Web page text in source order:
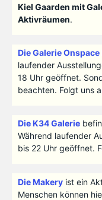
Kiel Gaarden mit
Aktivräumen.
Die Galerie Onspace
laufender
18 Uhr geöffnet.
beachten. Folgt uns
Die K34 Galerie
Während laufender
bis 22 Uhr geöffnet.
Die Makeryist ein
Menschen können